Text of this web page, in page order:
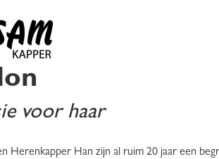
voor haar
Herenkapper Han zijn al ruim 20 jaar een